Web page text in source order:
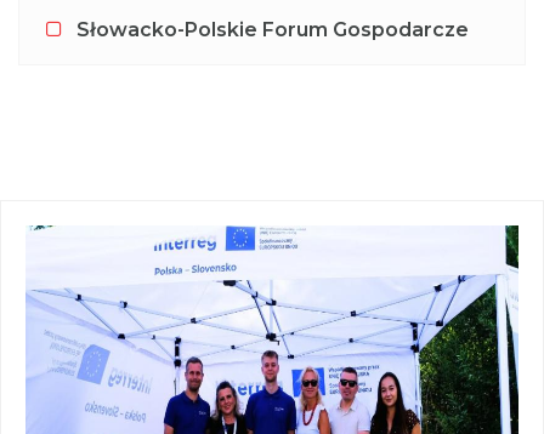
Słowacko-Polskie Forum Gospodarcze